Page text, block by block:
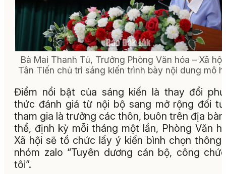
Bà Mai Thanh Tú, Trưởng Phòng Văn hóa – Xã hội
Tân Tiến chủ trì sáng kiến trình bày nội dung mô
Điểm nổi bật của sáng kiến là thay đổi
thức đánh giá từ nội bộ sang mở rộng đối
tham gia là trưởng các thôn, buôn trên địa
thể, định kỳ mỗi tháng một lần, Phòng Văn
Xã hội sẽ tổ chức lấy ý kiến bình chọn thông
nhóm zalo “Tuyên dương cán bộ, công
tôi”.